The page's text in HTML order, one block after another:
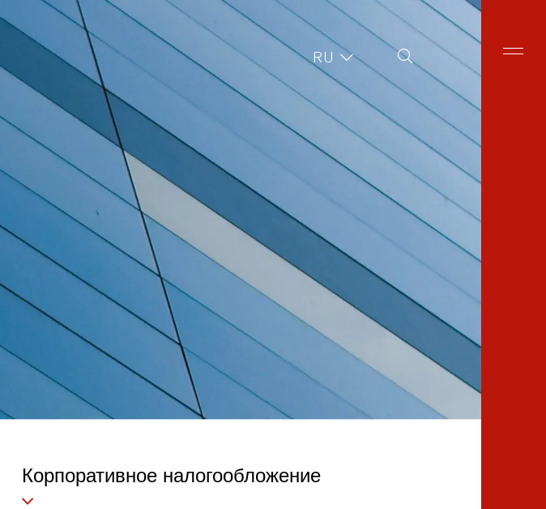
RU Поиск на сайте
Корпоративное налогообложение